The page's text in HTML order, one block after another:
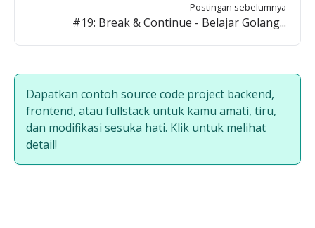
Postingan sebelumnya
#19: Break & Continue - Belajar Golang...
Dapatkan contoh source code project backend,
frontend, atau fullstack untuk kamu amati, tiru,
dan modifikasi sesuka hati. Klik untuk melihat
detail!